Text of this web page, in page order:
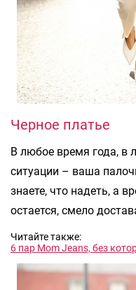
Черное платье
В любое время года, в
ситуации – ваша
знаете, что надеть, а
остается, смело
Читайте также:
6 пар Mom Jeans, без